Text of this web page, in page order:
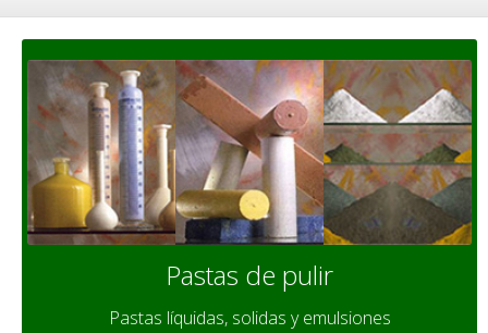
Pastas de pulir
Pastas líquidas, solidas y emulsiones